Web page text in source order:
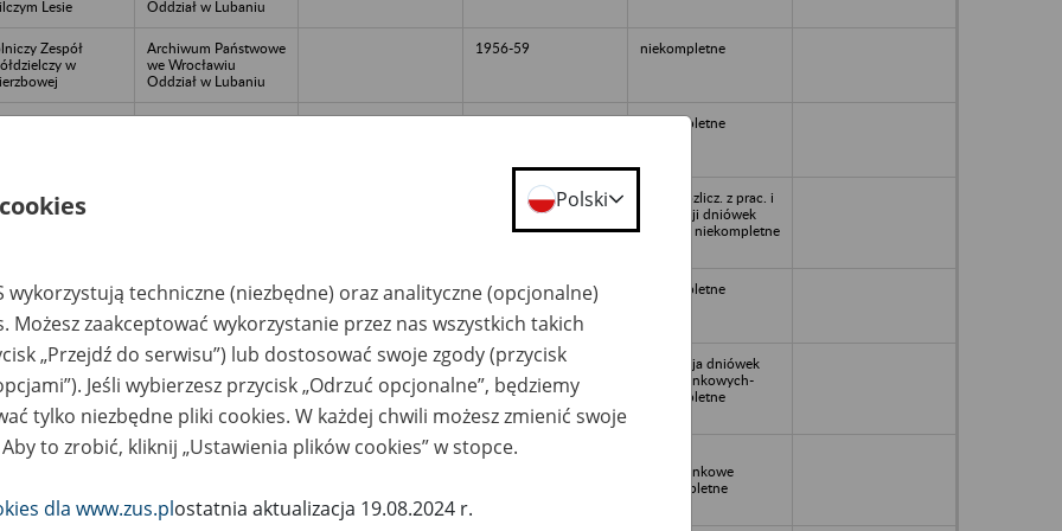
Lesie
Oddział w Lubaniu
Zespół
w
Archiwum Państwowe
we Wrocławiu
Oddział w Lubaniu
1956-59 niekompletne
niekompletne
Zespół
w
1951-1956
Księgi rozlicz. z prac. i
ewidencji dniówek
obrach., niekompletne
Zespół
w Warcie
Archiwum Państwowe
we Wrocławiu
Oddział w Lubaniu
157-174 1955-57 niekompletne
Zespół
w
(pow.
Archiwum Państwowe
we Wrocławiu
Oddział w Legnicy
157-174 1955-
ewidencja dniówek
obrachunkowych-
niekompletne
Zespół
Śląskie
Archiwum Państwowe
Ząbkowickim
290 1950 - 1956
obrachunkowe
Niekompletne
Polski
wykorzystują techniczne (niezbędne) oraz analityczne (opcjonalne)
Możesz zaakceptować wykorzystanie przez nas wszystkich takich
„Przejdź do serwisu”) lub dostosować swoje zgody (przycisk
Jeśli wybierzesz przycisk „Odrzuć opcjonalne”, będziemy
tylko niezbędne pliki cookies. W każdej chwili możesz zmienić swoje
to zrobić, kliknij „Ustawienia plików cookies” w stopce.
dla www.zus.plostatnia aktualizacja 19.08.2024 r.